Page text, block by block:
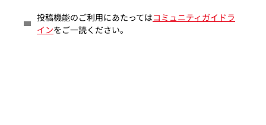
投稿機能のご利用にあたってはコミュニティガイドラ
インをご一読ください。